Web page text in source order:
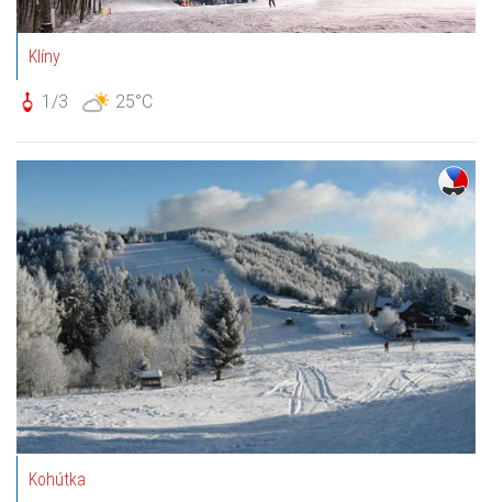
Klíny
1/3 25°C
Kohútka